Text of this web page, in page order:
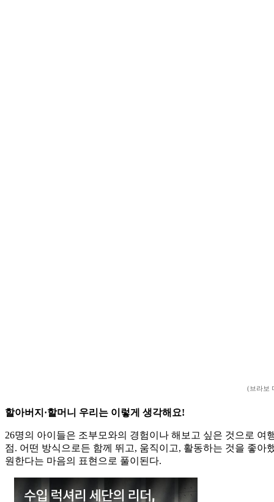
(브라보
할아버지·할머니 우리는 이렇게 생각해요!
26명의 아이들은 조부모와의 경험이나 해보고 싶은 것으로
점. 어떤 방식으로든 함께 뛰고, 움직이고, 활동하는 것을 좋
원한다는 마음의 표현으로 풀이된다.